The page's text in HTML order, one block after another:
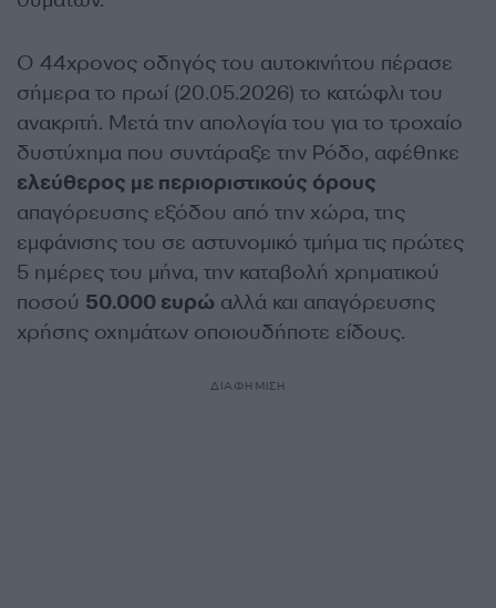
Ο 44χρονος οδηγός του αυτοκινήτου πέρασε
σήμερα το πρωί (20.05.2026) το κατώφλι του
ανακριτή. Μετά την απολογία του για το τροχαίο
δυστύχημα που συντάραξε την Ρόδο, αφέθηκε
ελεύθερος με περιοριστικούς όρους
απαγόρευσης εξόδου από την χώρα, της
εμφάνισης του σε αστυνομικό τμήμα τις πρώτες
5 ημέρες του μήνα, την καταβολή χρηματικού
ποσού 50.000 ευρώ αλλά και απαγόρευσης
χρήσης οχημάτων οποιουδήποτε είδους.
ΔΙΑΦΗΜΙΣΗ